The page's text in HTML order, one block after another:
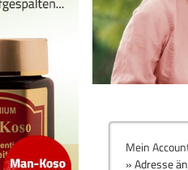
Mein
» Adresse